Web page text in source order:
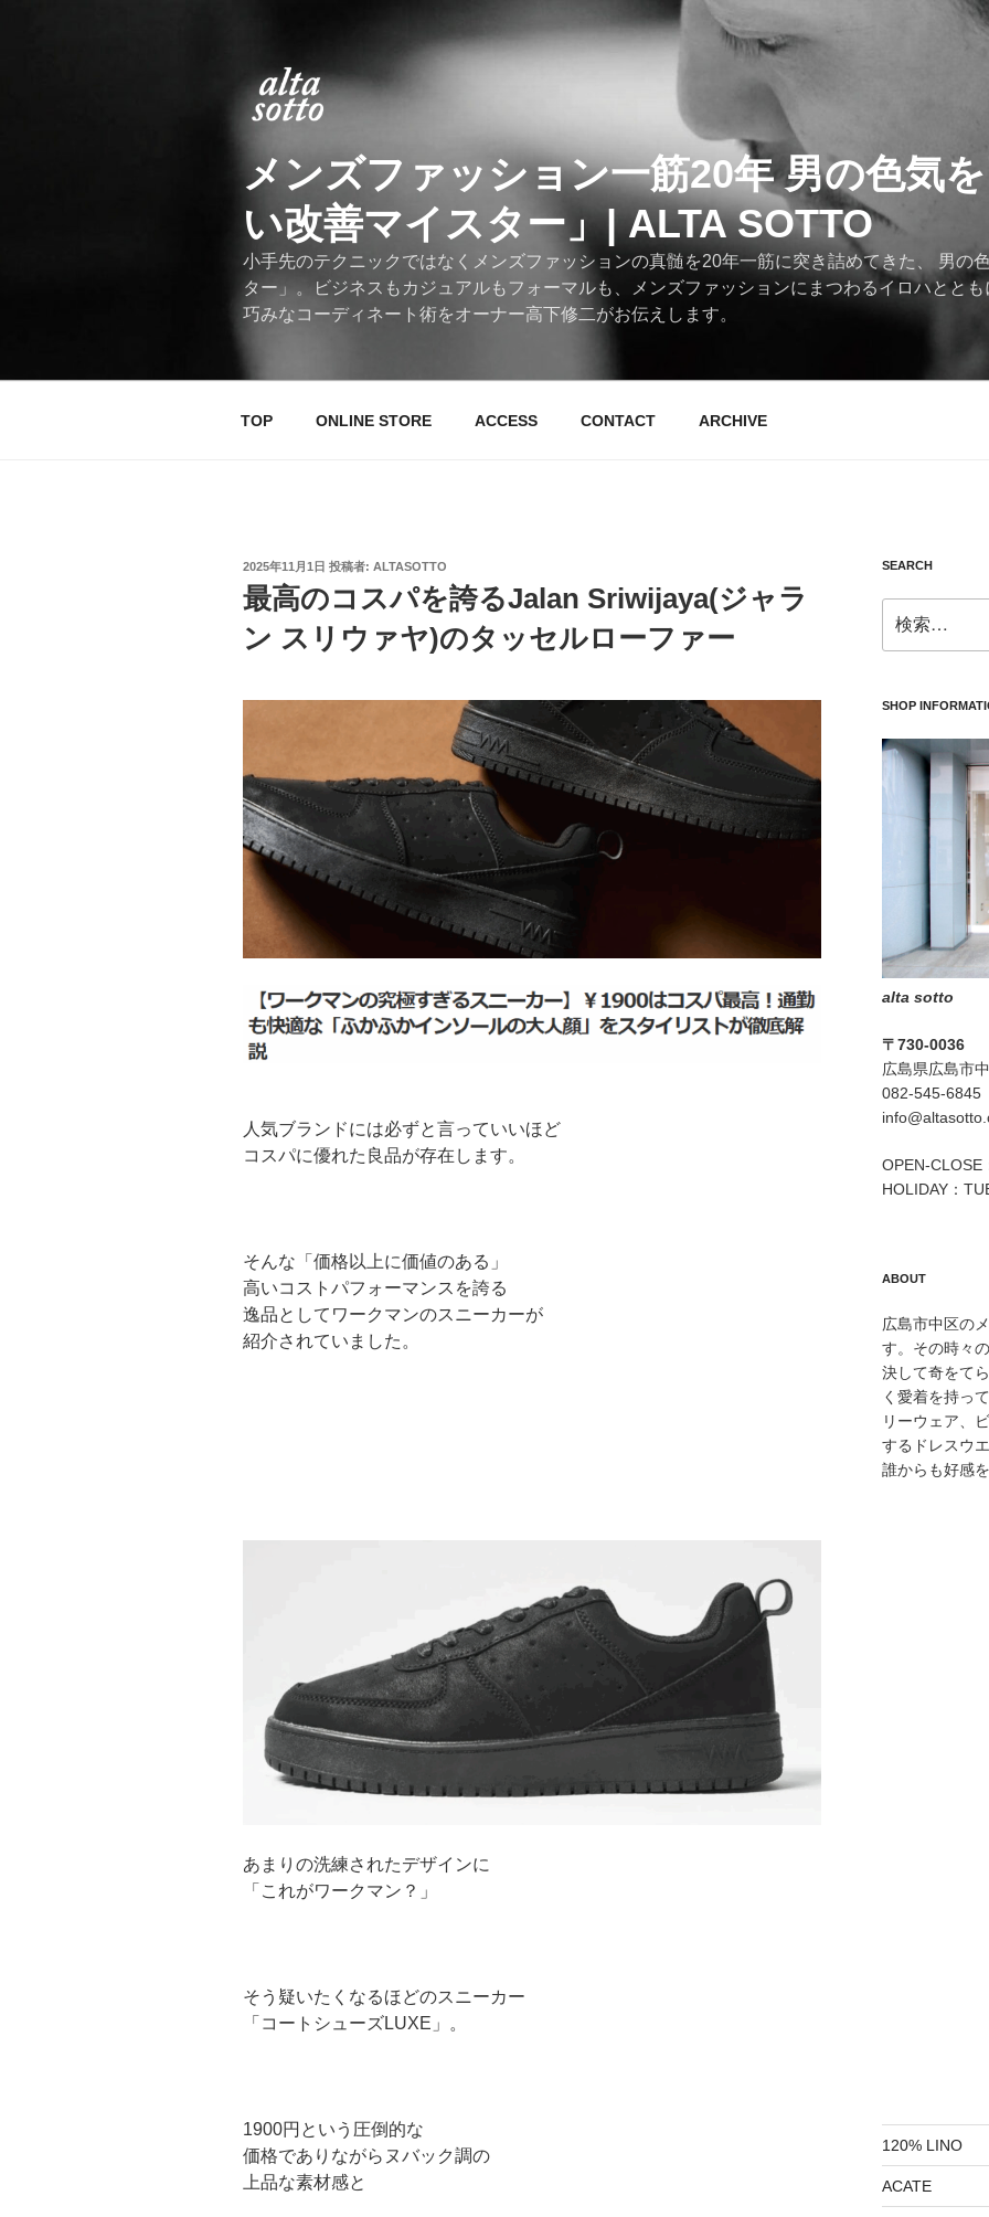
メンズファッション一筋20年 男の色気
い改善マイスター」| ALTA SOTTO
小手先のテクニックではなくメンズファッションの真髄を20年一筋に突き詰めてきた、 男の
ター」。ビジネスもカジュアルもフォーマルも、メンズファッションにまつわるイロハとと
巧みなコーディネート術をオーナー高下修二がお伝えします。
TOP ONLINE STORE ACCESS CONTACT ARCHIVE
投
稿
日:
2025年11月1日 投稿者: ALTASOTTO
最高のコスパを誇るJalan Sriwijaya(ジャラ
ン スリウァヤ)のタッセルローファー
人気ブランドには必ずと言っていいほど
コスパに優れた良品が存在します。
そんな「価格以上に価値のある」
高いコストパフォーマンスを誇る
逸品としてワークマンのスニーカーが
紹介されていました。
あまりの洗練されたデザインに
「これがワークマン？」
そう疑いたくなるほどのスニーカー
「コートシューズLUXE」。
1900円という圧倒的な
価格でありながらヌバック調の
上品な素材感と
SEARCH
索:
SHOP
alta sotto
〒730-0036
広島県広島市
082-545-6845
OPEN-CLOSE
HOLIDAY：
ABOUT
広島市中区の
す。その時々
決して奇をて
く愛着を持っ
リーウェア、
するドレスウ
誰からも好感
120% LINO
ACATE